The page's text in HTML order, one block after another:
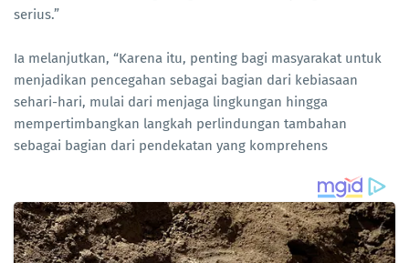
serius.”
Ia melanjutkan, “Karena itu, penting bagi masyarakat untuk
menjadikan pencegahan sebagai bagian dari kebiasaan
sehari-hari, mulai dari menjaga lingkungan hingga
mempertimbangkan langkah perlindungan tambahan
sebagai bagian dari pendekatan yang komprehens